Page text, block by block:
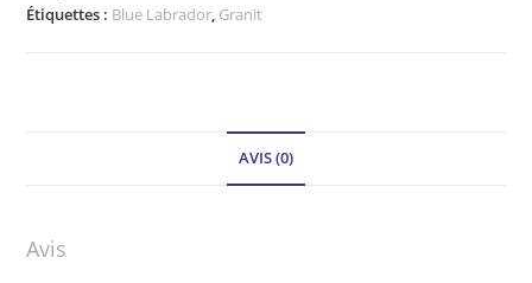
Étiquettes : Blue Labrador Granit
AVIS (0)
Avis